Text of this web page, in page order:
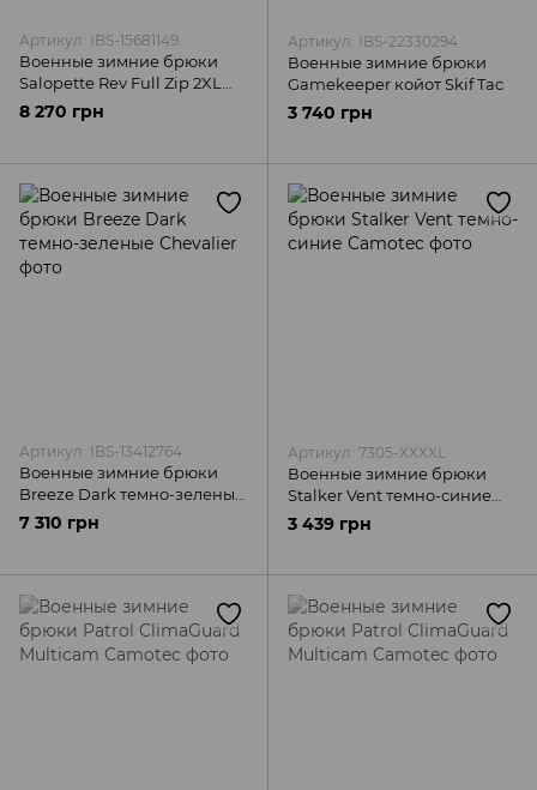
Артикул: IBS-15681149
Военные зимние брюки
Salopette Rev Full Zip 2XL
оливковые Snugpak
8 270 грн
Артикул: IBS-22330294
Военные зимние брюки
Gamekeeper койот Skif Tac
3 740 грн
Артикул: IBS-13412764
Военные зимние брюки
Breeze Dark темно-зеленые
Chevalier
7 310 грн
Артикул: 7305-XXXXL
Военные зимние брюки
Stalker Vent темно-синие
Camotec
3 439 грн